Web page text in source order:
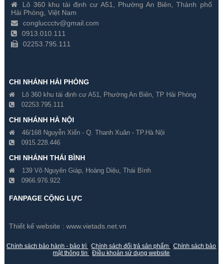
₫ ₫
Camera Giấu Kín Móc Khóa
Gía hãng : ₫
₫
Lô 360 khu tái định cư A51, Phường An Biên, Thành phố
Hải Phòng, Việt Nam
congluccctv@gmail.com
0913.010.111
02253.795.111
CHI NHÁNH HẢI PHÒNG
Lô 360 khu tái định cư A51, Phường An Biên, TP Hải Phòng
02253.795.111
CHI NHÁNH HÀ NỘI
46/168 Nguyễn Xiển - Q. Thanh Xuân - TP.Hà Nội
0915.228.446
CHI NHÁNH THÁI BÌNH
139 Võ Nguyên Giáp, Hoàng Diệu, Thái Bình
0966.976.922
FANPAGE CỘNG LỰC
Thiết kế website : www.vietads.net.vn
Chính sách bảo hành - bảo trì Chính sách đổi trả sản phẩm
Chính sách bảo
mật thông tin
Điều khoản sử dụng website